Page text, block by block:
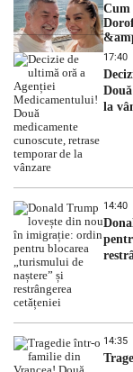
Cum
17:40
la
14:40
14:35